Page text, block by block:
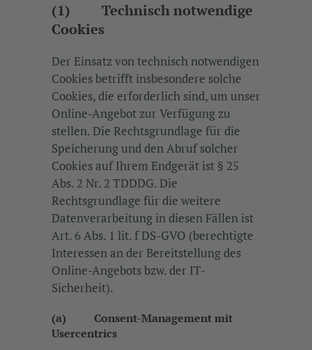
(1) Technisch notwendige
Cookies
Der Einsatz von technisch notwendigen
Cookies betrifft insbesondere solche
Cookies, die erforderlich sind, um unser
Online-Angebot zur Verfügung zu
stellen. Die Rechtsgrundlage für die
Speicherung und den Abruf solcher
Cookies auf Ihrem Endgerät ist § 25
Abs. 2 Nr. 2 TDDDG. Die
Rechtsgrundlage für die weitere
Datenverarbeitung in diesen Fällen ist
Art. 6 Abs. 1 lit. f DS-GVO (berechtigte
Interessen an der Bereitstellung des
Online-Angebots bzw. der IT-
Sicherheit).
(a) Consent-Management mit
Usercentrics